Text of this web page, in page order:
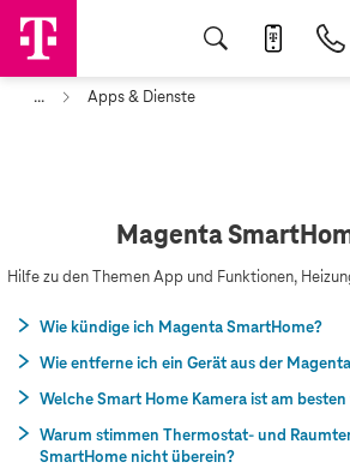
... Apps & Dienste
Magenta
Hilfe zu den Themen App und Funktionen,
Wie kündige ich Magenta SmartHome?
Wie entferne ich ein Gerät aus der
Welche Smart Home Kamera ist am
Warum stimmen Thermostat- und
SmartHome nicht überein?